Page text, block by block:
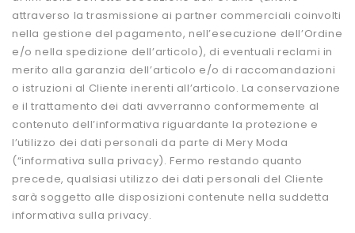
attraverso la trasmissione ai partner commerciali coinvolti
nella gestione del pagamento, nell’esecuzione dell’Ordine
e/o nella spedizione dell’articolo), di eventuali reclami in
merito alla garanzia dell’articolo e/o di raccomandazioni
o istruzioni al Cliente inerenti all’articolo. La conservazione
e il trattamento dei dati avverranno conformemente al
contenuto dell’informativa riguardante la protezione e
l’utilizzo dei dati personali da parte di Mery Moda
(“informativa sulla privacy). Fermo restando quanto
precede, qualsiasi utilizzo dei dati personali del Cliente
sarà soggetto alle disposizioni contenute nella suddetta
informativa sulla privacy.